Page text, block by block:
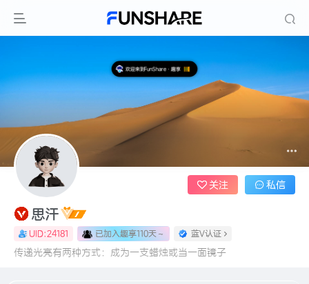
思汗
UID:24181 已加入趣享110天 ～ 蓝V认证
传递光亮有两种方式：成为一支蜡烛或当一面镜子
关注 私信